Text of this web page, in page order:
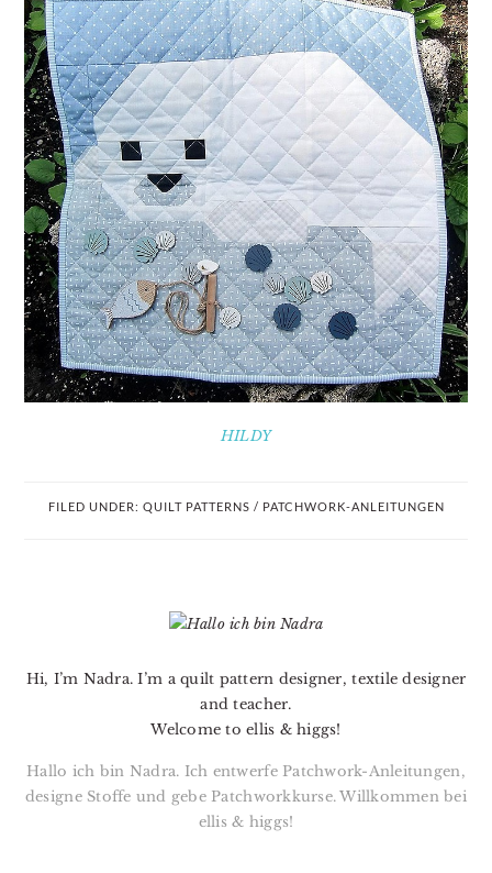
HILDY
FILED UNDER: QUILT PATTERNS / PATCHWORK-ANLEITUNGEN
Hi, I’m Nadra. I’m a quilt pattern designer, textile designer
and teacher.
Welcome to ellis & higgs!
Hallo ich bin Nadra. Ich entwerfe Patchwork-Anleitungen,
designe Stoffe und gebe Patchworkkurse. Willkommen bei
ellis & higgs!